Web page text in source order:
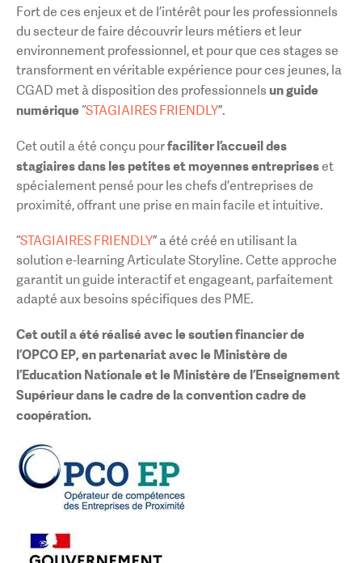
Fort de ces enjeux et de l’intérêt pour les professionnels
du secteur de faire découvrir leurs métiers et leur
environnement professionnel, et pour que ces stages se
transforment en véritable expérience pour ces jeunes, la
CGAD met à disposition des professionnels un guide
numérique“STAGIAIRES FRIENDLY”.
Cet outil a été conçu pourfaciliter l’accueil des
stagiaires dans les petites et moyennes entrepriseset
spécialement pensé pour les chefs d’entreprises de
proximité, offrant une prise en main facile et intuitive.
“STAGIAIRES FRIENDLY” a été créé en utilisant la
solution e-learning Articulate Storyline. Cette approche
garantit un guide interactif et engageant, parfaitement
adapté aux besoins spécifiques des PME.
Cet outil a été réalisé avec le soutien financier de
l’OPCO EP, en partenariat avec le Ministère de
l’Education Nationale et le Ministère de l’Enseignement
Supérieur dans le cadre de la convention cadre de
coopération.